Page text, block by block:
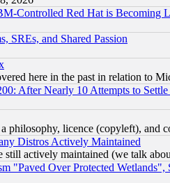
Controlled Red Hat is Becoming
SREs, and Shared Passion
here in the past in relation to
After Nearly 10 Attempts to
philosophy, licence (copyleft), and
Distros Actively Maintained
still actively maintained (we talk
"Paved Over Protected Wetlands",